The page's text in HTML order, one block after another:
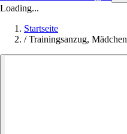
Loading...
Startseite
/ Trainingsanzug,